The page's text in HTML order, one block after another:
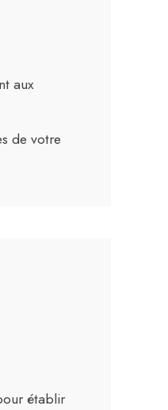
aux
de votre
établir